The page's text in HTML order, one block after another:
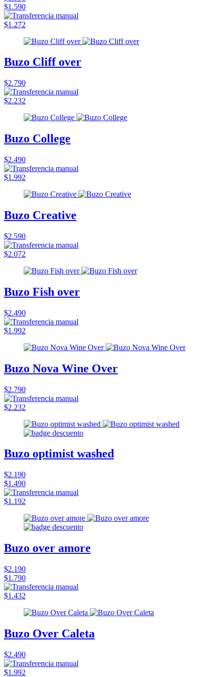
$1.590
$1.272
Buzo Cliff over
$2.790
$2.232
Buzo College
$2.490
$1.992
Buzo Creative
$2.590
$2.072
Buzo Fish over
$2.490
$1.992
Buzo Nova Wine Over
$2.790
$2.232
Buzo optimist washed
$2.190
$1.490
$1.192
Buzo over amore
$2.190
$1.790
$1.432
Buzo Over Caleta
$2.490
$1.992